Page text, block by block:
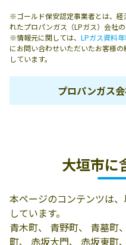
※ゴールド保安認定事業者とは、経
れたプロパンガス（LPガス）会社の
※情報元に関しては、 LPガス資料
にお問い合わせいただいたお客様
しています。
プロパンガス
南頬
油瓦斯
122-2
有限会社大垣合
同ガス
503-
万石3
大垣市に
本ページのコンテンツは
しています。
青木町、 青野町、 青墓町
町、 赤坂大門、 赤坂東町